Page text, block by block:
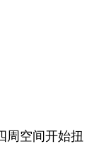
周空间开始扭